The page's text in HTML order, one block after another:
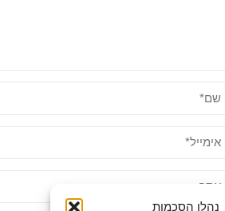
נהלו הסכמות